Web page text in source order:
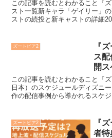
この記事を読むとわかること『
スト一覧新キャラ「ゲイリー」
ストの続投と新キャストの詳細
ズートピア2
『
ス
開
この記事を読むとわかること『
日本）のスケジュールディズニ
作の配信事例から導かれるスケ
ズートピア2
『
者特